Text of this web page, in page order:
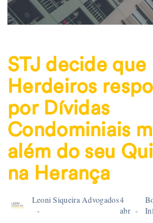
STJ decide que
Herdeiros
por Dívidas
Condominiais
além do seu
na Herança
Leoni Siqueira Advogados4
abr